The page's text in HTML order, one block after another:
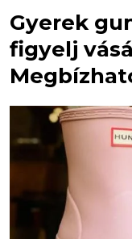
Gyerek
figyelj